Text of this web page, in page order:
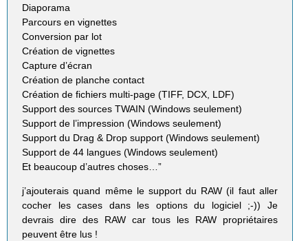
Diaporama
Parcours en vignettes
Conversion par lot
Création de vignettes
Capture d’écran
Création de planche contact
Création de fichiers multi-page (TIFF, DCX, LDF)
Support des sources TWAIN (Windows seulement)
Support de l’impression (Windows seulement)
Support du Drag & Drop support (Windows seulement)
Support de 44 langues (Windows seulement)
Et beaucoup d’autres choses…”
j’ajouterais quand même le support du RAW (il faut aller
cocher les cases dans les options du logiciel ;-)) Je
devrais dire des RAW car tous les RAW propriétaires
peuvent être lus !